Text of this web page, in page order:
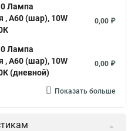
Лампа
, A60 (шар), 10W
0,00 ₽
Лампа
, A60 (шар), 10W
(дневной)
0,00 ₽
Показать больше